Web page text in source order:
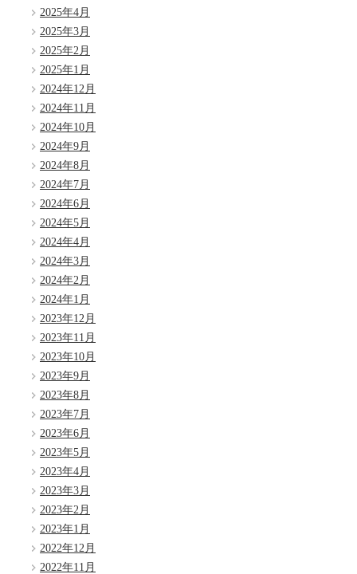
2025年4月
2025年3月
2025年2月
2025年1月
2024年12月
2024年11月
2024年10月
2024年9月
2024年8月
2024年7月
2024年6月
2024年5月
2024年4月
2024年3月
2024年2月
2024年1月
2023年12月
2023年11月
2023年10月
2023年9月
2023年8月
2023年7月
2023年6月
2023年5月
2023年4月
2023年3月
2023年2月
2023年1月
2022年12月
2022年11月